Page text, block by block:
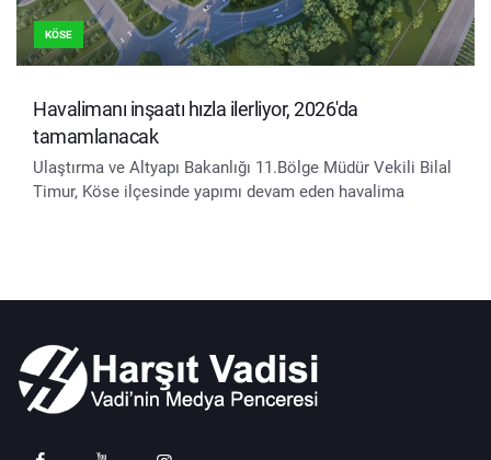
KÖSE
Havalimanı inşaatı hızla ilerliyor, 2026'da
tamamlanacak
Ulaştırma ve Altyapı Bakanlığı 11.Bölge Müdür Vekili Bilal
Timur, Köse ilçesinde yapımı devam eden havalima